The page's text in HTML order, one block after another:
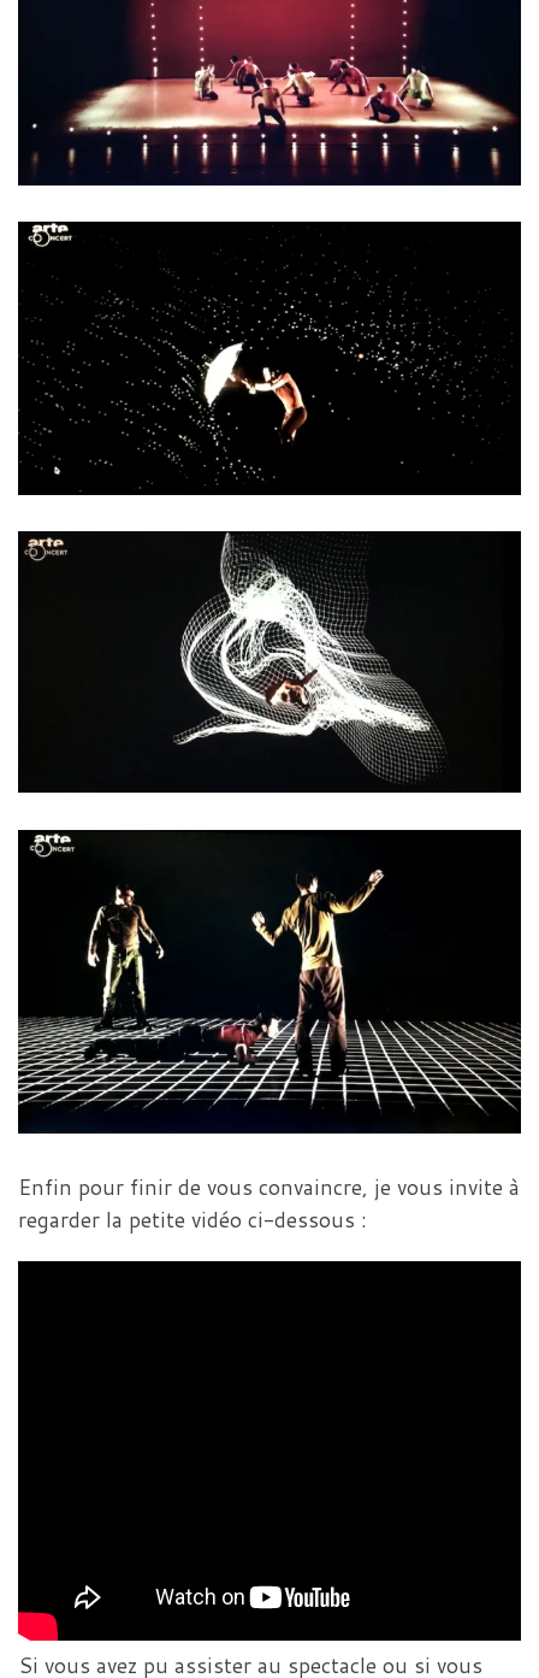
Enfin pour finir de vous convaincre, je vous invite à
regarder la petite vidéo ci-dessous :
Si vous avez pu assister au spectacle ou si vous